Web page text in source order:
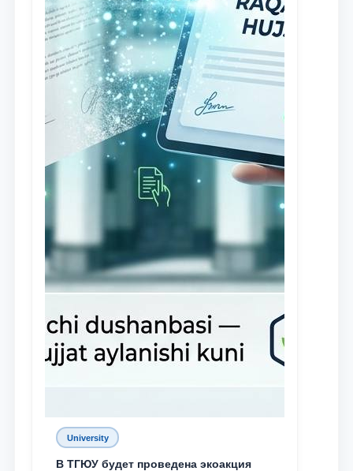
University
В ТГЮУ будет проведена экоакция